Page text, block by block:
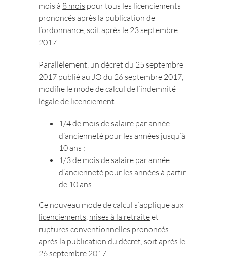
mois à 8 mois pour tous les licenciements
prononcés après la publication de
l’ordonnance, soit après le 23 septembre
2017.
Parallèlement, un décret du 25 septembre
2017 publié au JO du 26 septembre 2017,
modifie le mode de calcul de l’indemnité
légale de licenciement :
1/4 de mois de salaire par année
d’ancienneté pour les années jusqu’à
10 ans ;
1/3 de mois de salaire par année
d’ancienneté pour les années à partir
de 10 ans.
Ce nouveau mode de calcul s’applique aux
licenciements, mises à la retraiteet
ruptures conventionnelles prononcés
après la publication du décret, soit après le
26 septembre 2017.